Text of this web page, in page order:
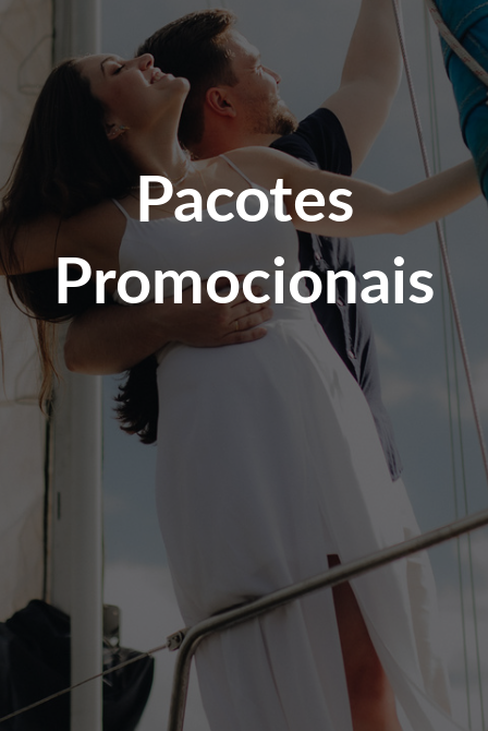
Pacotes
Promocionais